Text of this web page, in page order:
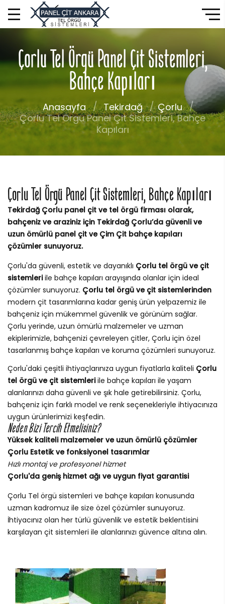
Çorlu Tel Örgü Panel Çit Sistemleri,
Bahçe Kapıları
Anasayfa Tekirdağ
Çorlu
Çorlu Tel Örgü Panel Çit Sistemleri, Bahçe
Kapıları
Çorlu Tel Örgü Panel Çit Sistemleri, Bahçe Kapıları
Tekirdağ Çorlu panel çit ve tel örgü firması olarak,
bahçeniz ve araziniz için Tekirdağ Çorlu’da güvenli ve
uzun ömürlü panel çit ve Çim Çit bahçe kapıları
çözümler sunuyoruz.
Çorlu'da güvenli, estetik ve dayanıklı Çorlu tel örgü ve çit
sistemleriile bahçe kapıları arayışında olanlar için ideal
çözümler sunuyoruz. Çorlu tel örgü ve çit sistemlerinden
modern çit tasarımlarına kadar geniş ürün yelpazemiz ile
bahçeniz için mükemmel güvenlik ve görünüm sağlar.
Çorlu yerinde, uzun ömürlü malzemeler ve uzman
ekiplerimizle, bahçenizi çevreleyen çitler, Çorlu için özel
tasarlanmış bahçe kapıları ve koruma çözümleri sunuyoruz.
Çorlu'daki çeşitli ihtiyaçlarınıza uygun fiyatlarla kaliteli Çorlu
tel örgü ve çit sistemleriile bahçe kapıları ile yaşam
alanlarınızı daha güvenli ve şık hale getirebilirsiniz. Çorlu,
bahçeniz için farklı model ve renk seçenekleriyle ihtiyacınıza
uygun ürünlerimizi keşfedin.
Neden Bizi Tercih Etmelisiniz?
Yüksek kaliteli malzemeler ve uzun ömürlü çözümler
Çorlu Estetik ve fonksiyonel tasarımlar
Hızlı montaj ve profesyonel hizmet
Çorlu'da geniş hizmet ağı ve uygun fiyat garantisi
Çorlu Tel örgü sistemleri ve bahçe kapıları konusunda
uzman kadromuz ile size özel çözümler sunuyoruz.
İhtiyacınız olan her türlü güvenlik ve estetik beklentisini
karşılayan çit sistemleri ile alanlarınızı güvence altına alın.